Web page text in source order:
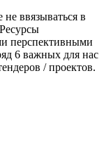
ввязываться в
перспективными
6 важных для нас
/ проектов.